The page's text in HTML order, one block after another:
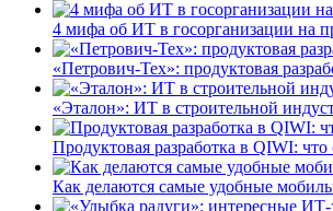
4 мифа об ИТ в госорганизации
«Петрович-Тех»: продуктовая
«Эталон»: ИТ в строительной
Продуктовая разработка в QIWI: что
Как делаются самые удобные